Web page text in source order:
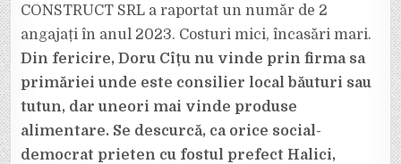
CONSTRUCT SRL a raportat un număr de 2
angajați în anul 2023. Costuri mici, încasări mari.
Din fericire, Doru Cîțu nu vinde prin firma sa
primăriei unde este consilier local băuturi sau
tutun, dar uneori mai vinde produse
alimentare. Se descurcă, ca orice social-
democrat prieten cu fostul prefect Halici,